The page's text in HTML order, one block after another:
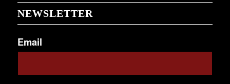
NEWSLETTER
Email